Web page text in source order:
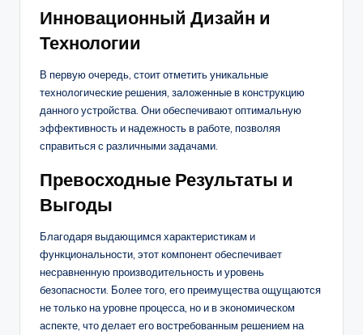
Инновационный Дизайн и
Технологии
В первую очередь, стоит отметить уникальные
технологические решения, заложенные в конструкцию
данного устройства. Они обеспечивают оптимальную
эффективность и надежность в работе, позволяя
справиться с различными задачами.
Превосходные Результаты и
Выгоды
Благодаря выдающимся характеристикам и
функциональности, этот компонент обеспечивает
несравненную производительность и уровень
безопасности. Более того, его преимущества ощущаются
не только на уровне процесса, но и в экономическом
аспекте, что делает его востребованным решением на